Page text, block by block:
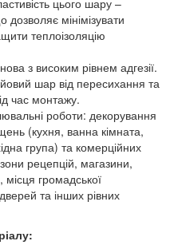
мінімізувати
теплоізоляцію
з високим рівнем адгезії.
шар від пересихання та
час монтажу.
роботи: декорування
(кухня, ванна кімната,
група) та комерційних
рецепцій, магазини,
громадської
та інших рівних